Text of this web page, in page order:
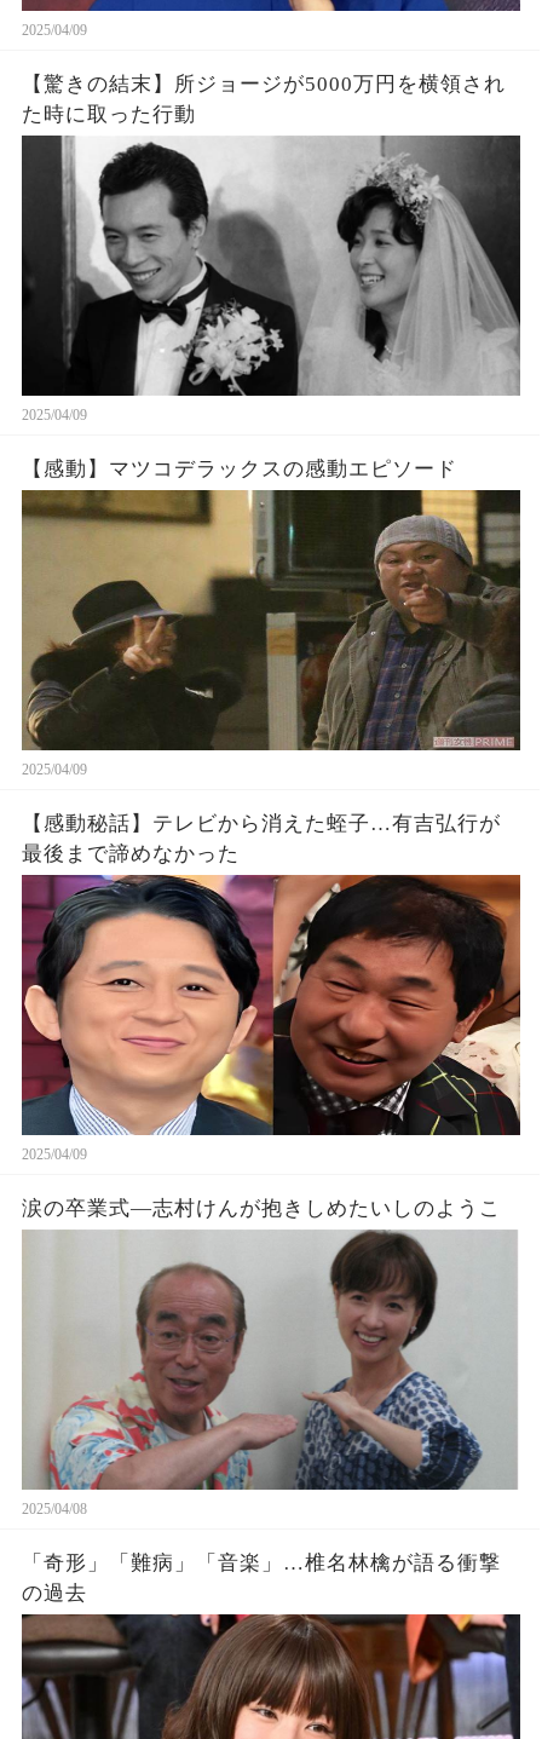
2025/04/09
【驚きの結末】所ジョージが5000万円を横領され
た時に取った行動
2025/04/09
【感動】マツコデラックスの感動エピソード
2025/04/09
【感動秘話】テレビから消えた蛭子…有吉弘行が
最後まで諦めなかった
2025/04/09
涙の卒業式—志村けんが抱きしめたいしのようこ
2025/04/08
「奇形」「難病」「音楽」…椎名林檎が語る衝撃
の過去